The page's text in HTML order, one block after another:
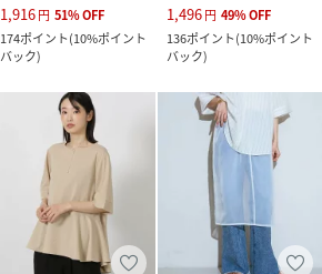
1,916円 51%OFF
174ポイント(10%ポイント
バック)
1,496円 49%OFF
136ポイント(10%ポイント
バック)